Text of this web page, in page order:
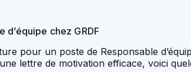
chez GRDF
pour un poste de Responsable
lettre de motivation efficace, voici